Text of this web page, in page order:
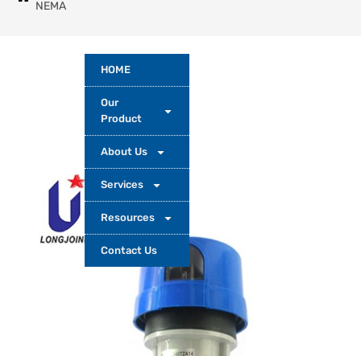
HOME
Our
Product
About Us
Services
Resources
Contact Us
NEMA